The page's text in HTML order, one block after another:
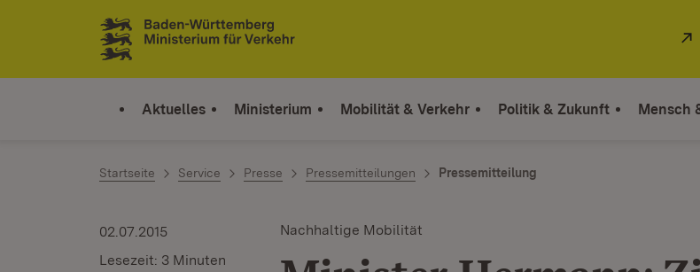
Zum Inhalt springen
Link zur Startseite
Aktuelles Ministerium Mobilität & Verkehr Politik & Zukunft Mensch
Startseite Service Presse Pressemitteilungen Pressemitteilung
Nachhaltige Mobilität
02.07.2015
Lesezeit: 3 Minuten